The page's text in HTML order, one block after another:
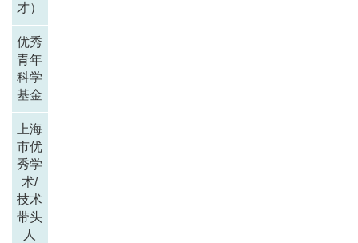
才）
优秀
青年
科学
基金
上海
市优
秀学
术/
技术
带头
人